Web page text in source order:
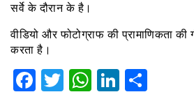
सर्वे के दौरान के है।
वीडियो और फोटोग्राफ की प्रामाणिकता की
करता है।
Facebook
Twitter
WhatsApp
LinkedIn